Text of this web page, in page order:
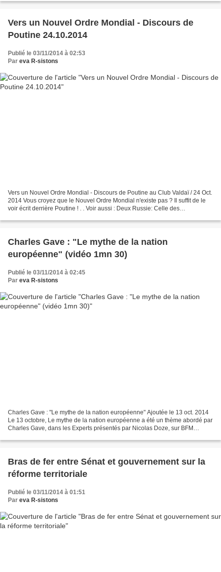
Vers un Nouvel Ordre Mondial - Discours de
Poutine 24.10.2014
Publié le 03/11/2014 à 02:53
Par eva R-sistons
Vers un Nouvel Ordre Mondial - Discours de Poutine au Club Valdaï / 24 Oct.
2014 Vous croyez que le Nouvel Ordre Mondial n'existe pas ? Il suffit de le
voir écrit derrière Poutine ! . . Voir aussi : Deux Russie: Celle des
Charles Gave : "Le mythe de la nation
européenne" (vidéo 1mn 30)
Publié le 03/11/2014 à 02:45
Par eva R-sistons
Charles Gave : "Le mythe de la nation européenne" Ajoutée le 13 oct. 2014
Le 13 octobre, Le mythe de la nation européenne a été un thème abordé par
Charles Gave, dans les Experts présentés par Nicolas Doze, sur BFM
Bras de fer entre Sénat et gouvernement sur la
réforme territoriale
Publié le 03/11/2014 à 01:51
Par eva R-sistons